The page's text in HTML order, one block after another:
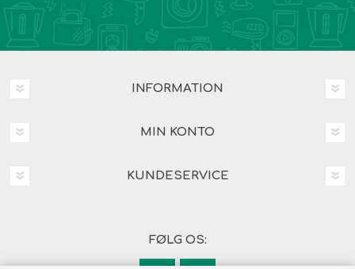
INFORMATION
MIN KONTO
KUNDESERVICE
FØLG OS: